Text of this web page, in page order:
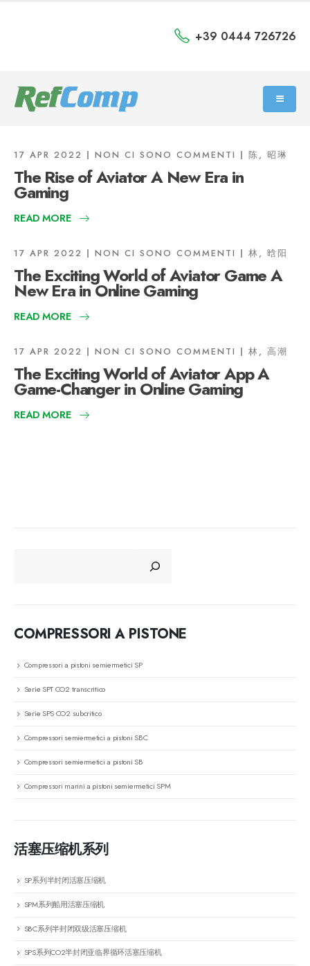
+39 0444 726726
17 APR 2022 NON CI SONO COMMENTI 陈, 昭琳
The Rise of Aviator A New Era in
Gaming
READ MORE
17 APR 2022 NON CI SONO COMMENTI 林, 晗阳
The Exciting World of Aviator Game A
New Era in Online Gaming
READ MORE
17 APR 2022 NON CI SONO COMMENTI 林, 高潮
The Exciting World of Aviator App A
Game-Changer in Online Gaming
READ MORE
COMPRESSORI A PISTONE
Compressori a pistoni semiermetici SP
Serie SPT CO2 transcritico
Serie SPS CO2 subcritico
Compressori semiermetici a pistoni SBC
Compressori semiermetici a pistoni SB
Compressori marini a pistoni semiermetici SPM
活塞压缩机系列
SP系列半封闭活塞压缩机
SPM系列船用活塞压缩机
SBC系列半封闭双级活塞压缩机
SPS系列CO2半封闭亚临界循环活塞压缩机